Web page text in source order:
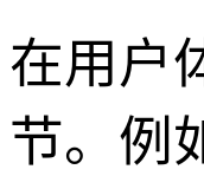
在用户
节。例